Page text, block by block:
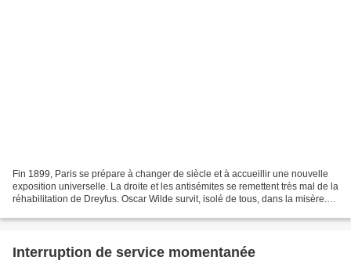
Fin 1899, Paris se prépare à changer de siècle et à accueillir une nouvelle
exposition universelle. La droite et les antisémites se remettent très mal de la
réhabilitation de Dreyfus. Oscar Wilde survit, isolé de tous, dans la misère.
Interruption de service momentanée